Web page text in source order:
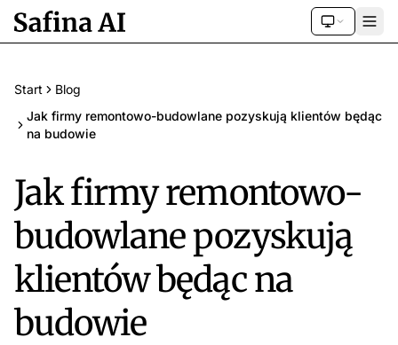
Start
Blog
Jak firmy remontowo-budowlane pozyskują klientów będąc
na budowie
Jak firmy remontowo-
budowlane pozyskują
klientów będąc na
budowie